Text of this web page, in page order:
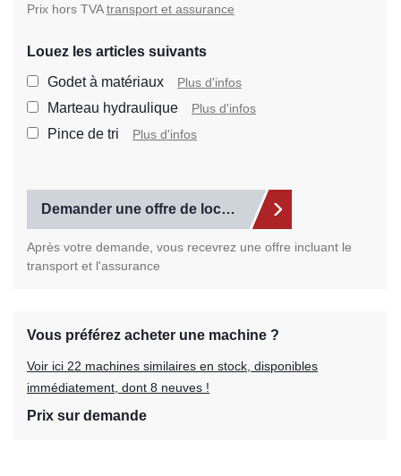
Prix hors TVAtransport et assurance
Louez les articles suivants
Godet à matériaux Plus d'infos
Marteau hydraulique Plus d'infos
Pince de tri Plus d'infos
Demander une offre de location
Après votre demande, vous recevrez une offre incluant le
transport et l'assurance
Vous préférez acheter une machine ?
Voir ici 22 machines similaires en stock, disponibles
immédiatement, dont 8 neuves !
Prix sur demande